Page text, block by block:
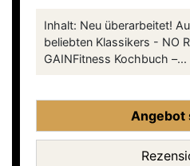
Inhalt: Neu überarbeitet!
beliebten Klassikers - NO
GAINFitness Kochbuch –...
Angebot